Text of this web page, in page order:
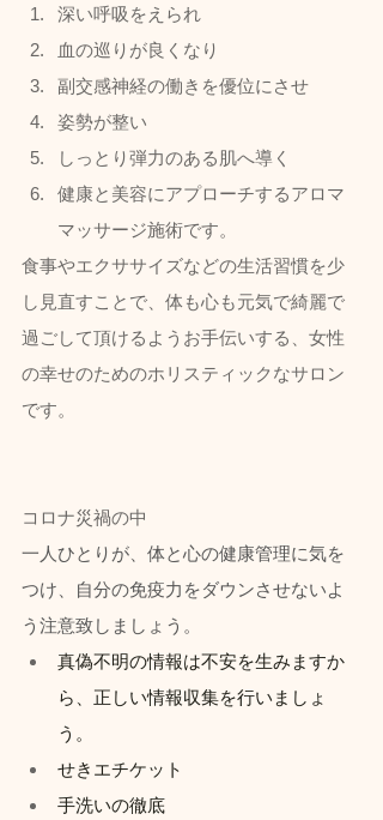
深い呼吸をえられ
血の巡りが良くなり
副交感神経の働きを優位にさせ
姿勢が整い
しっとり弾力のある肌へ導く
健康と美容にアプローチするアロマ
マッサージ施術です。
食事やエクササイズなどの生活習慣を少
し見直すことで、体も心も元気で綺麗で
過ごして頂けるようお手伝いする、女性
の幸せのためのホリスティックなサロン
です。
コロナ災禍の中
一人ひとりが、体と心の健康管理に気を
つけ、自分の免疫力をダウンさせないよ
う注意致しましょう。
真偽不明の情報は不安を生みますか
ら、正しい情報収集を行いましょ
う。
せきエチケット
手洗いの徹底